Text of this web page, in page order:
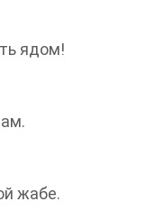
ядом!
жабе.